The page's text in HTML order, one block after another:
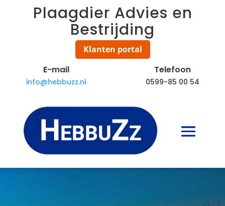
Plaagdier Advies en
Bestrijding
Klanten portal
E-mail
info@hebbuzz.nl
Telefoon
0599-85 00 54